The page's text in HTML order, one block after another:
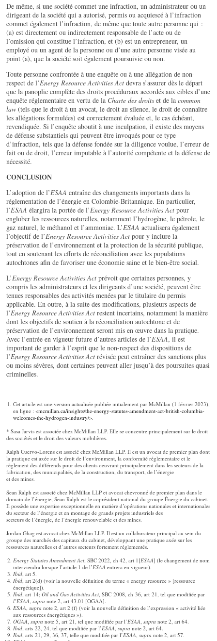
De même, si une société commet une infraction, un administrateur ou un
dirigeant de la société qui a autorisé, permis ou acquiescé à l’infraction
commet également l’infraction, de même que toute autre personne qui :
(a) est directement ou indirectement responsable de l’acte ou de
l’omission qui constitue l’infraction, et (b) est un entrepreneur, un
employé ou un agent de la personne ou d’une autre personne visée au
point (a), que la société soit également poursuivie ou non.
Toute personne confrontée à une enquête ou à une allégation de non-
respect de l’Energy Resource Activities Act devra s’assurer dès le départ
que la panoplie complète des droits procéduraux accordés aux cibles d’une
enquête réglementaire en vertu de la Charte des droits et de lacommon
law (tels que le droit à un avocat, le droit au silence, le droit de connaître
les allégations formulées) est correctement évaluée et, le cas échéant,
revendiquée. Si l’enquête aboutit à une inculpation, il existe des moyens
de défense substantiels qui peuvent être invoqués pour ce type
d’infraction, tels que la défense fondée sur la diligence voulue, l’erreur de
fait ou de droit, l’erreur imputable à l’autorité compétente et la défense de
nécessité.
CONCLUSION
L’adoption de l’ESAA entraîne des changements importants dans la
réglementation de l’énergie en Colombie-Britannique. En particulier,
l’ESAA élargira la portée de l’Energy Resource Activities Act pour
englober les ressources naturelles, notamment l’hydrogène, le pétrole, le
gaz naturel, le méthanol et l’ammoniac. L’ESAA actualisera également
l’objectif de l’Energy Resource Activities Act pour y inclure la
préservation de l’environnement et la protection de la sécurité publique,
tout en soutenant les efforts de réconciliation avec les populations
autochtones afin de favoriser une économie saine et le bien-être social.
L’Energy Resource Activities Act prévoit que certaines personnes, y
compris les administrateurs et les dirigeants d’une société, peuvent être
tenues responsables des activités menées par le titulaire du permis
applicable. En outre, à la suite des modifications, plusieurs aspects de
l’Energy Resource Activities Act restent incertains, notamment la manière
dont les objectifs de soutien à la réconciliation autochtone et de
préservation de l’environnement seront mis en œuvre dans la pratique.
Avec l’entrée en vigueur future d’autres articles de l’ESAA, il est
important de garder à l’esprit que le non-respect des dispositions de
l’Energy Resource Activities Act révisée peut entraîner des sanctions plus
ou moins sévères, dont certaines peuvent aller jusqu’à des poursuites quasi
criminelles.
Cet article est une version actualisée publiée initialement par McMillan (1 février 2023),
en ligne : <mcmillan.ca/insights/the-energy-statutes-amendment-act-british-columbia-
welcomes-the-hydrogen-industry/>.
* Sasa Jarvis est associée chez McMillan LLP. Elle se concentre principalement sur le droit
des sociétés et le droit des valeurs mobilières.
Ralph Cuervo-Lorens est associé chez McMillan LLP. Il est un avocat de premier plan dont
la pratique est axée sur le droit de l’environment, la conformité réglementaire et le
règlement des différends pour des clients oeuvrant principalement dans les secteurs de la
fabrication, des municipalités, de la construction, du transport, de l’énergie
et des mines.
Sean Ralph est associé chez McMillan LLP et avocat chevronné de premier plan dans le
domain de l’énergie, Sean Ralph est le coprésident national du groupe Énergie du cabinet.
Il possède une expertise exceptionnelle en matière d’opérations nationales et internationales
du secteur de l’énergie et en montage de grands projets industriels des
secteurs de l’énergie, de l’énergie renouvelable et des mines.
Jordan Ghag est avocat chez McMillan LLP. Il est un collaborateur principal au sein du
groupe des marchés des capitaux du cabinet, développant une pratique axée sur les
ressources naturelles et d’autres secteurs fortement réglementés.
Energy Statutes Amendment Act , SBC 2022, ch 42, art 1[ESAA] (le changement de nom
interviendra lorsque l’article 1 de l’ESAA entrera en vigueur).
Ibid , art 5.
Ibid , art 2(d) (voir la nouvelle définition du terme « energy resource » [ressource
énergétique]).
Ibid , art 14;Oil and Gas Activities Act , SBC 2008, ch 36, art 21, tel que modifiée par
l’ESAA ,supra note 2, art 43.01 [OGAA].
ESAA ,supra note 2, art 2 (f) (voir la nouvelle définition de l’expression « activité liée
aux ressources énergétiques »).
OGAA ,supra note 5, art 21, tel que modifiée par l’ESAA ,supra note 2, art 64.
Ibid , arts 22, 24, tel que modifiée par l’ESAA ,supra note 2, art 64.
Ibid , arts 21, 29, 36, 37, telle que modifiée par l’ESAA ,supra note 2, art 57.